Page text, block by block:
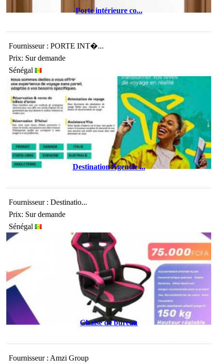
Porte intérieure co...
Fournisseur : PORTE INT�...
Prix: Sur demande
Sénégal
Destination Agencie ...
Fournisseur : Destinatio...
Prix: Sur demande
Sénégal
Chaise de bureau
Fournisseur : Amzi Group